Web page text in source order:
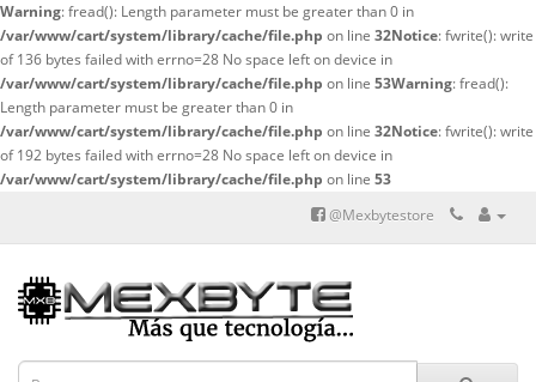
Warning: fread(): Length parameter must be greater than 0 in
/var/www/cart/system/library/cache/file.php on line 32Notice: fwrite(): write
of 136 bytes failed with errno=28 No space left on device in
/var/www/cart/system/library/cache/file.php on line 53Warning: fread():
Length parameter must be greater than 0 in
/var/www/cart/system/library/cache/file.php on line 32Notice: fwrite(): write
of 192 bytes failed with errno=28 No space left on device in
/var/www/cart/system/library/cache/file.php on line 53
@Mexbytestore